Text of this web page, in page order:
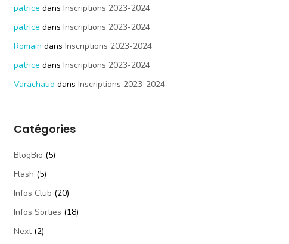
patrice dans Inscriptions 2023-2024
patrice dans Inscriptions 2023-2024
Romain dans Inscriptions 2023-2024
patrice dans Inscriptions 2023-2024
Varachaud dans Inscriptions 2023-2024
Catégories
BlogBio (5)
Flash (5)
Infos Club (20)
Infos Sorties (18)
Next(2)